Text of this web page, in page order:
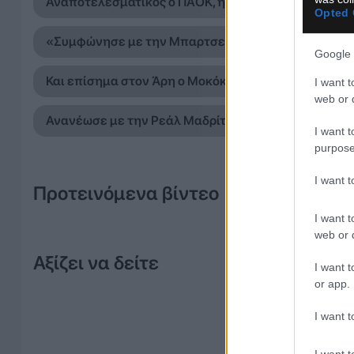
Opted
Google
I want
web or
I want
I want
I want
web or
I want
or app.
I want
«Συμφώνησε με την Μπαρτσελόνα ο Ρόδρι»
Και επίσημα στον Άρη ο Μοκόκα
Ανανέωσε με την Ρεάλ Μαδρίτης ο Βινίσιους
Προτεινόμενα βίντεο
Αξίζει να δείτε